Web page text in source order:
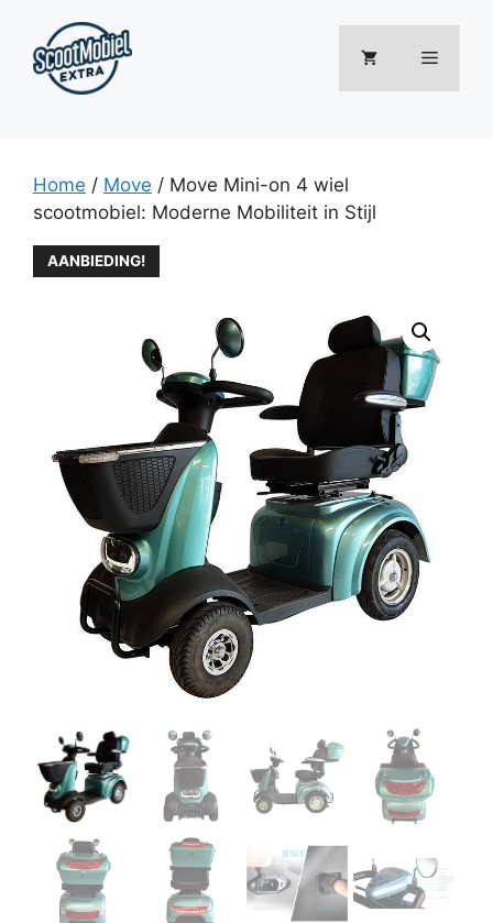
inhoud
Menu
Home / Move / Move Mini-on 4 wiel
scootmobiel: Moderne Mobiliteit in Stijl
AANBIEDING!